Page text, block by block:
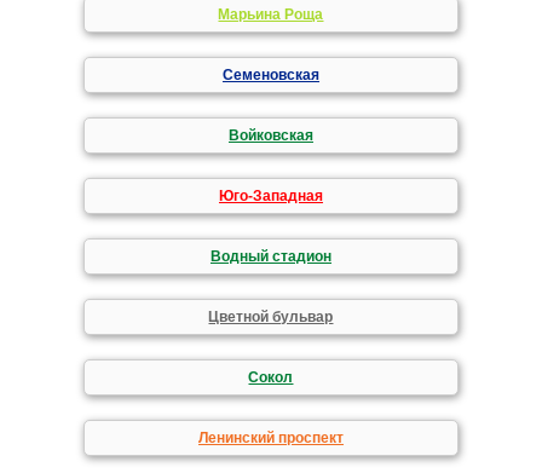
Марьина Роща
Семеновская
Войковская
Юго-Западная
Водный стадион
Цветной бульвар
Сокол
Ленинский проспект